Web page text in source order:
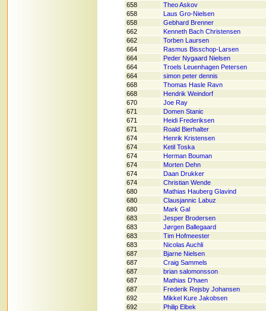
658
Theo Askov
658
Laus Gro-Nielsen
658
Gebhard Brenner
662
Kenneth Bach Christensen
662
Torben Laursen
664
Rasmus Bisschop-Larsen
664
Peder Nygaard Nielsen
664
Troels Leuenhagen Petersen
664
simon peter dennis
668
Thomas Hasle Ravn
668
Hendrik Weindorf
670
Joe Ray
671
Domen Stanic
671
Heidi Frederiksen
671
Roald Bierhalter
674
Henrik Kristensen
674
Ketil Toska
674
Herman Bouman
674
Morten Dehn
674
Daan Drukker
674
Christian Wende
680
Mathias Hauberg Glavind
680
Clausjannic Labuz
680
Mark Gal
683
Jesper Brodersen
683
Jørgen Ballegaard
683
Tim Hofmeester
683
Nicolas Auchli
687
Bjarne Nielsen
687
Craig Sammels
687
brian salomonsson
687
Mathias D'haen
687
Frederik Rejsby Johansen
692
Mikkel Kure Jakobsen
692
Philip Elbek